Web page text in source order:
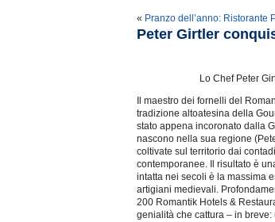
« Pranzo dell’anno: Ristorante
Peter Girtler
Lo Chef Peter
Il maestro dei fornelli del
tradizione altoatesina della
stato appena incoronato dalla
nascono nella sua regione
coltivate sul territorio dai
contemporanee. Il risultato è
intatta nei secoli è la massima
artigiani medievali.
200 Romantik Hotels &
genialità che cattura – in